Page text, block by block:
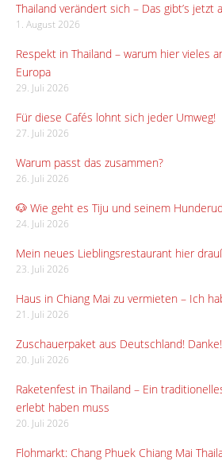
Thailand verändert sich – Das gibt’s jetzt
1. August 2026
Respekt in Thailand – warum hier vieles
Europa
29. Juli 2026
Für diese Cafés lohnt sich jeder Umweg!
27. Juli 2026
Warum passt das zusammen?
26. Juli 2026
🐶 Wie geht es Tiju und seinem
24. Juli 2026
Mein neues Lieblingsrestaurant hier
23. Juli 2026
Haus in Chiang Mai zu vermieten – Ich
21. Juli 2026
Zuschauerpaket aus Deutschland!
20. Juli 2026
Raketenfest in Thailand – Ein
erlebt haben muss
20. Juli 2026
Flohmarkt: Chang Phuek Chiang Mai